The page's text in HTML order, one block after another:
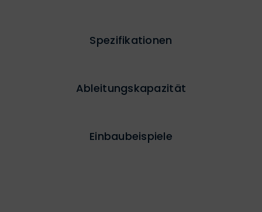
Spezifikationen
Ableitungskapazität
Einbaubeispiele